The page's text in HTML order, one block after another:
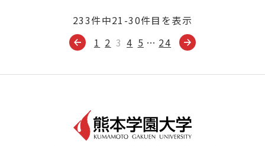
233件中21-30件目を表示
1 2 3 4 5 … 24